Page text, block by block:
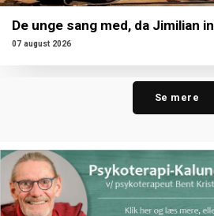
De unge sang med, da Jimilian
07 august 2026
Se mere